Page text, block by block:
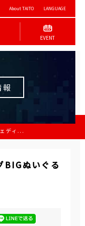
About TAITO LANGUAGE
EVENT
ディ...
ぬいぐる